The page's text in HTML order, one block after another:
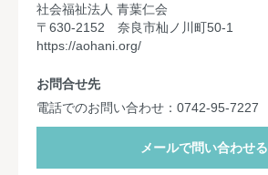
社会福祉法人 青葉仁会
〒630-2152 奈良市杣ノ川町50-1
https://aohani.org/
お問合せ先
電話でのお問い合わせ：0742-95-7227
メールで問い合わせる